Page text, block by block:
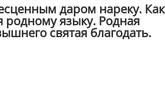
даром нареку. Как
родному языку. Родная
святая благодать.